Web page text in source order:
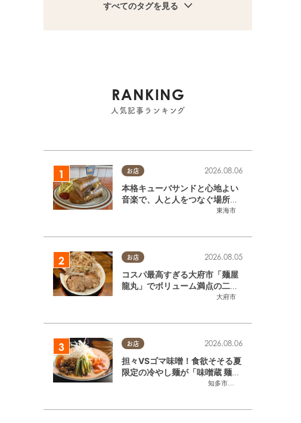
すべてのタグを見る
RANKING
人気記事ランキング
お店
東海市
2026.08.06
本格キューバサンドと心地よい
音楽で、人と人をつなぐ場所。
東海市「JAMMIN'STANDHOU
お店
大府市
2026.08.05
コスパ最高すぎる大府市「麺屋
龍丸」でボリューム満点の二郎
系ラーメンを堪能してきた
お店
知多市
,半田市
2026.08.06
担々VSゴマ味噌！食欲そそる夏
限定の冷やし麺が「味噌蔵 麺四
朗 半田店・知多店」で登場／ち